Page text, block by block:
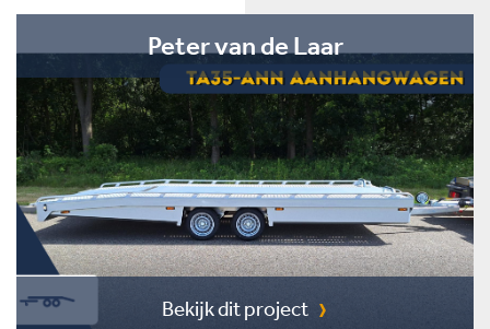
Peter van de Laar
Bekijk dit project